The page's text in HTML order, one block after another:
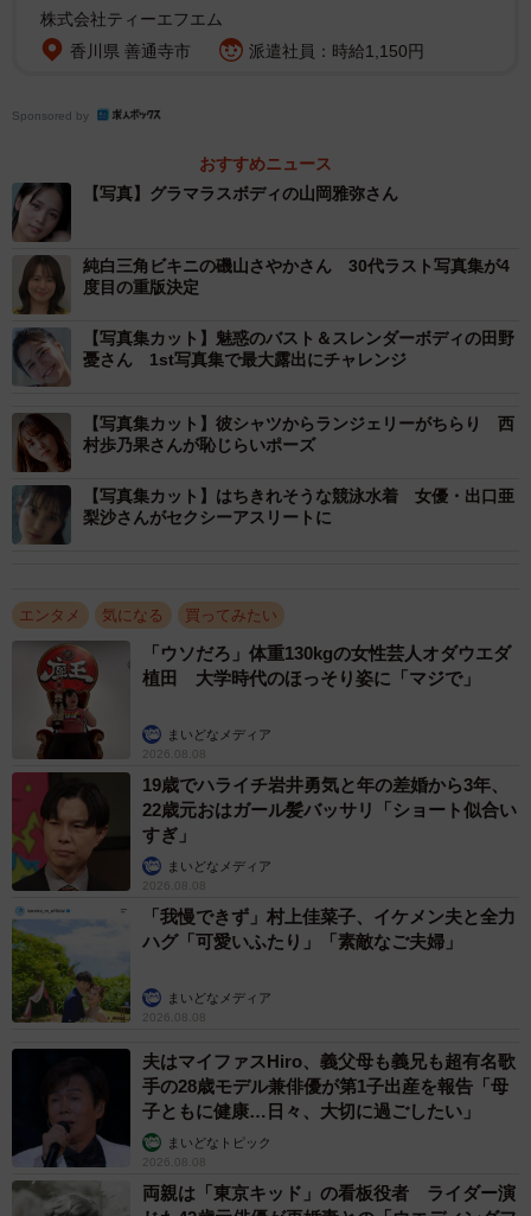
株式会社ティーエフエム
香川県 善通寺市
派遣社員：時給1,150円
Sponsored by
おすすめニュース
【写真】グラマラスボディの山岡雅弥さん
純白三角ビキニの磯山さやかさん 30代ラスト写真集が4
度目の重版決定
【写真集カット】魅惑のバスト＆スレンダーボディの田野
憂さん 1st写真集で最大露出にチャレンジ
【写真集カット】彼シャツからランジェリーがちらり 西
村歩乃果さんが恥じらいポーズ
【写真集カット】はちきれそうな競泳水着 女優・出口亜
梨沙さんがセクシーアスリートに
エンタメ 気になる 買ってみたい
「ウソだろ」体重130kgの女性芸人オダウエダ
植田 大学時代のほっそり姿に「マジで」
まいどなメディア
2026.08.08
19歳でハライチ岩井勇気と年の差婚から3年、
22歳元おはガール髪バッサリ「ショート似合い
すぎ」
まいどなメディア
2026.08.08
「我慢できず」村上佳菜子、イケメン夫と全力
ハグ「可愛いふたり」「素敵なご夫婦」
まいどなメディア
2026.08.08
夫はマイファスHiro、義父母も義兄も超有名歌
手の28歳モデル兼俳優が第1子出産を報告「母
子ともに健康…日々、大切に過ごしたい」
まいどなトピック
2026.08.08
両親は「東京キッド」の看板役者 ライダー演